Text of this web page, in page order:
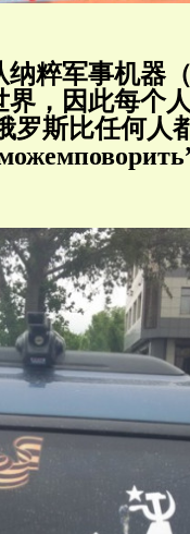
粹军事机器
，因此每个
罗斯比任何人